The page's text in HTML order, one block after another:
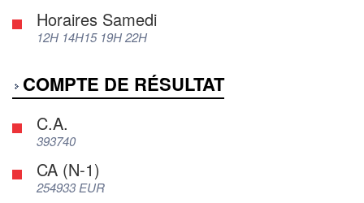
Horaires Samedi
12H 14H15 19H 22H
COMPTE DE RÉSULTAT
C.A.
393740
CA (N-1)
254933 EUR